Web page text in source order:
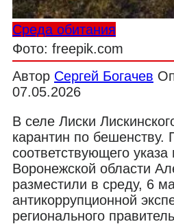
Среда обитания
Фото: freepik.com
Автор Сергей Богачев
07.05.2026
В селе Лиски
карантин по бешенству.
соответствующего указа
Воронежской области
разместили в среду, 6
антикоррупционной
регионального